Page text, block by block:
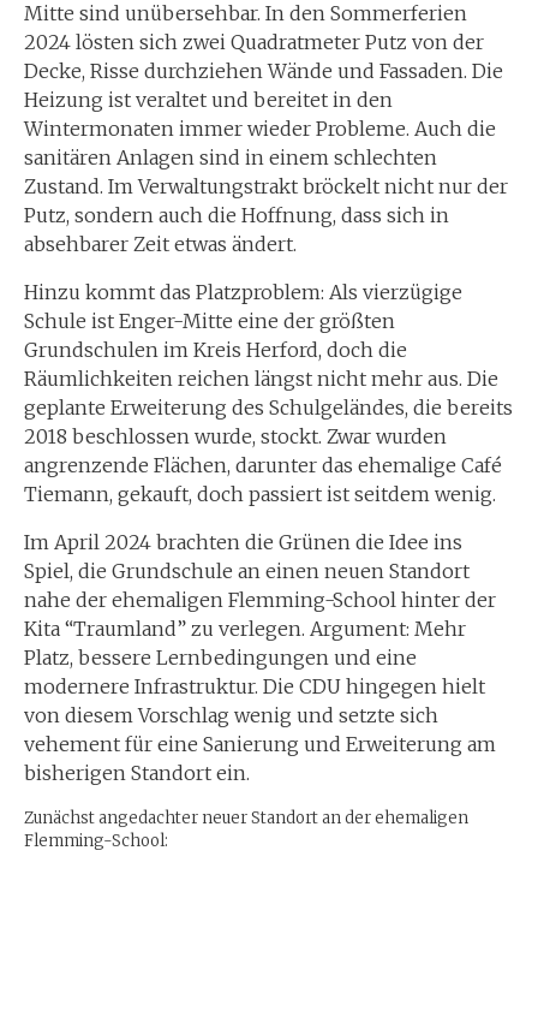
Mitte sind unübersehbar. In den Sommerferien
2024 lösten sich zwei Quadratmeter Putz von der
Decke, Risse durchziehen Wände und Fassaden. Die
Heizung ist veraltet und bereitet in den
Wintermonaten immer wieder Probleme. Auch die
sanitären Anlagen sind in einem schlechten
Zustand. Im Verwaltungstrakt bröckelt nicht nur der
Putz, sondern auch die Hoffnung, dass sich in
absehbarer Zeit etwas ändert.
Hinzu kommt das Platzproblem: Als vierzügige
Schule ist Enger-Mitte eine der größten
Grundschulen im Kreis Herford, doch die
Räumlichkeiten reichen längst nicht mehr aus. Die
geplante Erweiterung des Schulgeländes, die bereits
2018 beschlossen wurde, stockt. Zwar wurden
angrenzende Flächen, darunter das ehemalige Café
Tiemann, gekauft, doch passiert ist seitdem wenig.
Im April 2024 brachten die Grünen die Idee ins
Spiel, die Grundschule an einen neuen Standort
nahe der ehemaligen Flemming-School hinter der
Kita “Traumland” zu verlegen. Argument: Mehr
Platz, bessere Lernbedingungen und eine
modernere Infrastruktur. Die CDU hingegen hielt
von diesem Vorschlag wenig und setzte sich
vehement für eine Sanierung und Erweiterung am
bisherigen Standort ein.
Zunächst angedachter neuer Standort an der ehemaligen
Flemming-School: